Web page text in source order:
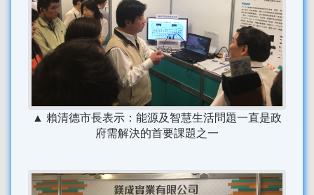
▲ 賴清德市長表示：能源及智慧生活問題一直是政
府需解決的首要課題之一